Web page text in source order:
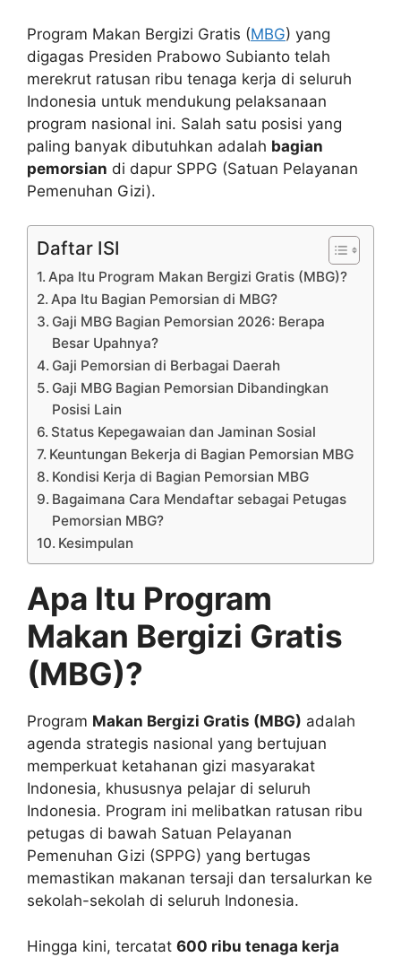
Program Makan Bergizi Gratis (MBG) yang
digagas Presiden Prabowo Subianto telah
merekrut ratusan ribu tenaga kerja di seluruh
Indonesia untuk mendukung pelaksanaan
program nasional ini. Salah satu posisi yang
paling banyak dibutuhkan adalah bagian
pemorsian di dapur SPPG (Satuan Pelayanan
Pemenuhan Gizi).
Daftar ISI
Apa Itu Program Makan Bergizi Gratis (MBG)?
Apa Itu Bagian Pemorsian di MBG?
Gaji MBG Bagian Pemorsian 2026: Berapa
Besar Upahnya?
Gaji Pemorsian di Berbagai Daerah
Gaji MBG Bagian Pemorsian Dibandingkan
Posisi Lain
Status Kepegawaian dan Jaminan Sosial
Keuntungan Bekerja di Bagian Pemorsian MBG
Kondisi Kerja di Bagian Pemorsian MBG
Bagaimana Cara Mendaftar sebagai Petugas
Pemorsian MBG?
Kesimpulan
Apa Itu Program
Makan Bergizi Gratis
(MBG)?
Program Makan Bergizi Gratis (MBG) adalah
agenda strategis nasional yang bertujuan
memperkuat ketahanan gizi masyarakat
Indonesia, khususnya pelajar di seluruh
Indonesia. Program ini melibatkan ratusan ribu
petugas di bawah Satuan Pelayanan
Pemenuhan Gizi (SPPG) yang bertugas
memastikan makanan tersaji dan tersalurkan ke
sekolah-sekolah di seluruh Indonesia.
Hingga kini, tercatat 600 ribu tenaga kerja